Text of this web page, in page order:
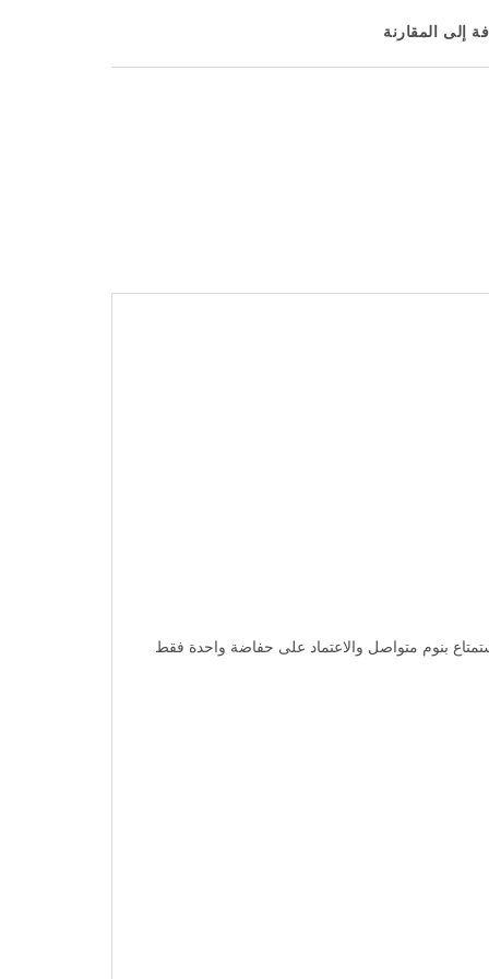
إلى المقارنة
بنوم متواصل والاعتماد على حفاضة واحدة فقط